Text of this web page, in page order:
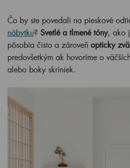
Čo by ste povedali na pieskové
nábytku? Svetlé a tlmené tóny, ako
pôsobia čisto a zároveň opticky
predovšetkým ak hovoríme o
alebo boky skriniek.